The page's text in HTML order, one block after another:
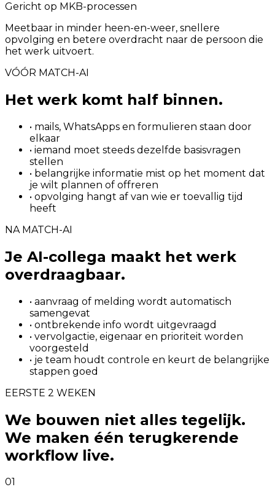
Gericht op MKB-processen
Meetbaar in minder heen-en-weer, snellere
opvolging en betere overdracht naar de persoon die
het werk uitvoert.
VÓÓR MATCH-AI
Het werk komt half binnen.
• mails, WhatsApps en formulieren staan door
elkaar
• iemand moet steeds dezelfde basisvragen
stellen
• belangrijke informatie mist op het moment dat
je wilt plannen of offreren
• opvolging hangt af van wie er toevallig tijd
heeft
NA MATCH-AI
Je AI-collega maakt het werk
overdraagbaar.
• aanvraag of melding wordt automatisch
samengevat
• ontbrekende info wordt uitgevraagd
• vervolgactie, eigenaar en prioriteit worden
voorgesteld
• je team houdt controle en keurt de belangrijke
stappen goed
EERSTE 2 WEKEN
We bouwen niet alles tegelijk.
We maken één terugkerende
workflow live.
01